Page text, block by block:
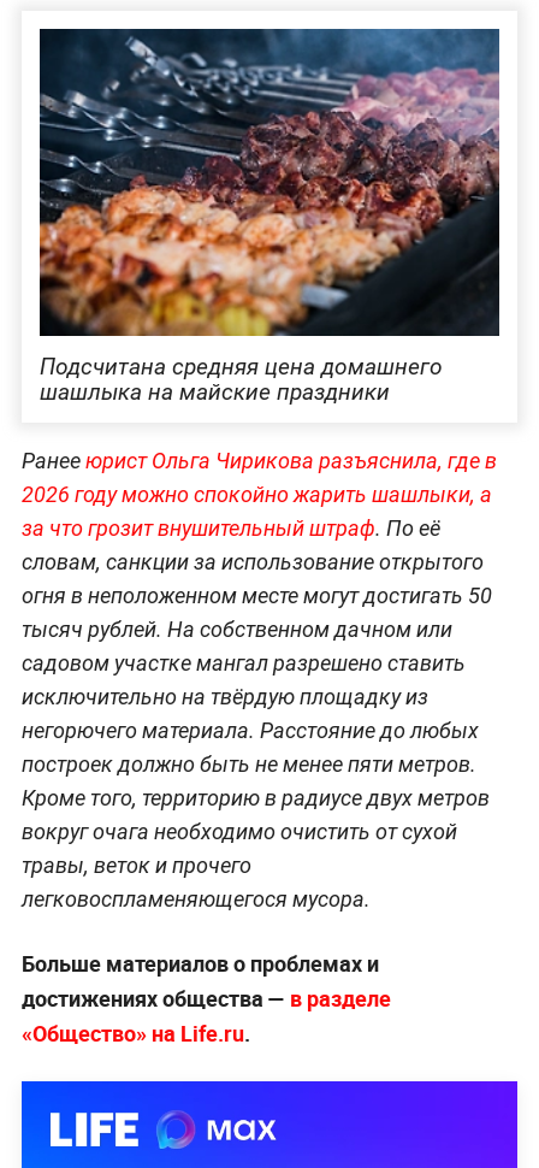
Подсчитана средняя цена домашнего
шашлыка на майские праздники
Ранееюрист Ольга Чирикова разъяснила, где в
2026 году можно спокойно жарить шашлыки, а
за что грозит внушительный штраф. По её
словам, санкции за использование открытого
огня в неположенном месте могут достигать 50
тысяч рублей. На собственном дачном или
садовом участке мангал разрешено ставить
исключительно на твёрдую площадку из
негорючего материала. Расстояние до любых
построек должно быть не менее пяти метров.
Кроме того, территорию в радиусе двух метров
вокруг очага необходимо очистить от сухой
травы, веток и прочего
легковоспламеняющегося мусора.
Больше материалов о проблемах и
достижениях общества — в разделе
«Общество» на Life.ru.